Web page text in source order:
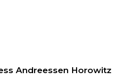
Andreessen Horowitz